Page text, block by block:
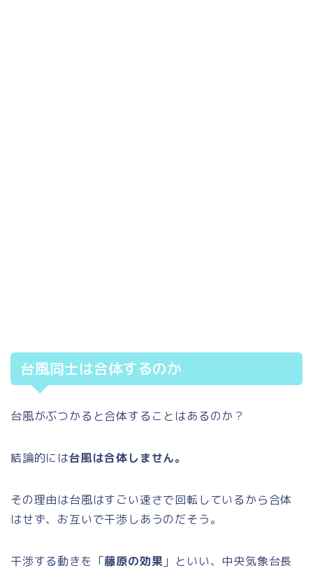
台風同士は合体するのか
台風がぶつかると合体することはあるのか？
結論的には台風は合体しません。
その理由は台風はすごい速さで回転しているから合体
はせず、お互いで干渉しあうのだそう。
干渉する動きを「藤原の効果 」といい、中央気象台長